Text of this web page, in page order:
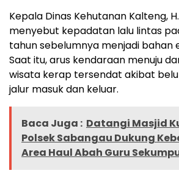
Kepala Dinas Kehutanan Kalteng,
menyebut kepadatan lalu lintas
tahun sebelumnya menjadi bahan
Saat itu, arus kendaraan menuju
wisata kerap tersendat akibat
jalur masuk dan keluar.
Baca Juga : Datangi Masjid
Polsek Sabangau Dukung
Area Haul Abah Guru